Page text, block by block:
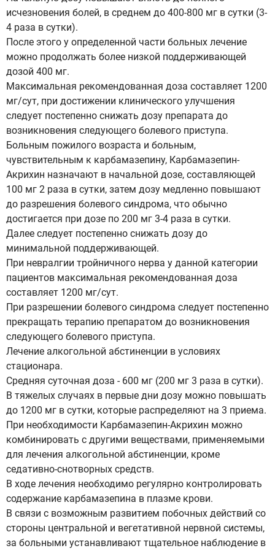
исчезновения болей, в среднем до 400-800 мг в сутки (3-
4 раза в сутки).
После этого у определенной части больных лечение
можно продолжать более низкой поддерживающей
дозой 400 мг.
Максимальная рекомендованная доза составляет 1200
мг/сут, при достижении клинического улучшения
следует постепенно снижать дозу препарата до
возникновения следующего болевого приступа.
Больным пожилого возраста и больным,
чувствительным к карбамазепину, Карбамазепин-
Акрихин назначают в начальной дозе, составляющей
100 мг 2 раза в сутки, затем дозу медленно повышают
до разрешения болевого синдрома, что обычно
достигается при дозе по 200 мг 3-4 раза в сутки.
Далее следует постепенно снижать дозу до
минимальной поддерживающей.
При невралгии тройничного нерва у данной категории
пациентов максимальная рекомендованная доза
составляет 1200 мг/сут.
При разрешении болевого синдрома следует постепенно
прекращать терапию препаратом до возникновения
следующего болевого приступа.
Лечение алкогольной абстиненции в условиях
стационара.
Средняя суточная доза - 600 мг (200 мг 3 раза в сутки).
В тяжелых случаях в первые дни дозу можно повышать
до 1200 мг в сутки, которые распределяют на 3 приема.
При необходимости Kapбaмaзeпин-Акриxин можно
комбинировать с другими веществами, применяемыми
для лечения алкогольной абстиненции, кроме
седативно-снотворных средств.
В ходе лечения необходимо регулярно контролировать
содержание карбамазепина в плазме крови.
В связи с возможным развитием побочных действий со
стороны центральной и вегетативной нервной системы,
за больными устанавливают тщательное наблюдение в